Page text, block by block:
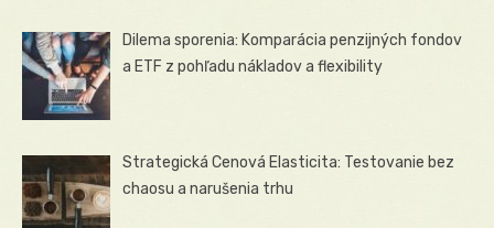
Dilema sporenia: Komparácia penzijných fondov
a ETF z pohľadu nákladov a flexibility
Strategická Cenová Elasticita: Testovanie bez
chaosu a narušenia trhu